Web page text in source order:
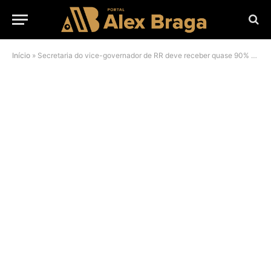
Início » Secretaria do vice-governador de RR deve receber quase 90% do empréstimo de Denarium